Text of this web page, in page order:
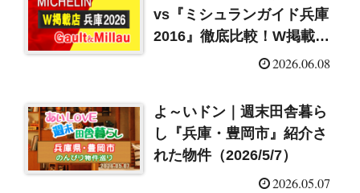
vs『ミシュランガイド兵庫
2016』徹底比較！W掲載店
2026.06.08
よ～いドン｜週末田舎暮ら
し『兵庫・豊岡市』紹介さ
れた物件（2026/5/7）
2026.05.07